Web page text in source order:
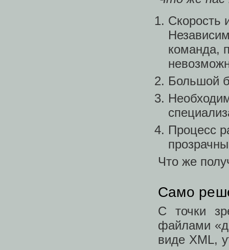
Скорость
команда,
Большой
Процесс
Что же
Само
С точки
файлами
виде XML,